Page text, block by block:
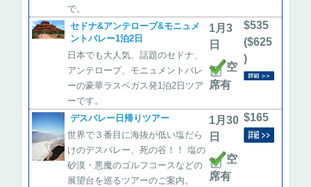
で。
セドナ&アンテロープ&モニュメ
ントバレー1泊2日
日本でも大人気、話題のセドナ、
アンテロープ、モニュメントバレ
ーの豪華ラスベガス発1泊2日ツア
ーです。
1月3
日
空
席有
$535
($625
)
デスバレー日帰りツアー
世界で３番目に海抜が低い塩だら
けのデスバレー、死の谷！！ 塩の
砂漠・悪魔のゴルフコースなどの
展望台を巡るツアーのご案内。
1月30
日
空
席有
$165